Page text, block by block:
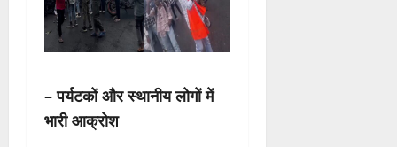
–पर्यटकों और स्थानीय लोगों में
भारी आक्रोश